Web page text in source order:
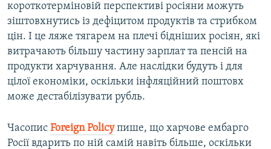
короткотерміновій перспективі росіяни можуть
зіштовхнутись із дефіцитом продуктів та стрибком
цін. І це ляже тягарем на плечі бідніших росіян, які
витрачають більшу частину зарплат та пенсій на
продукти харчування. Але наслідки будуть і для
цілої економіки, оскільки інфляційний поштовх
може дестабілізувати рубль.
Часопис Foreign Policyпише, що харчове ембарго
Росії вдарить по ній самій навіть більше, оскільки